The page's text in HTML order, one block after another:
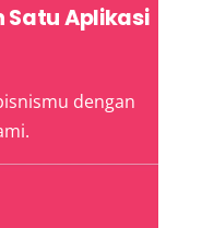
Satu Aplikasi
dengan